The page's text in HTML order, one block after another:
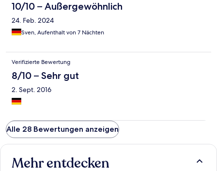
10/10 – Außergewöhnlich
24. Feb. 2024
Sven, Aufenthalt von 7 Nächten
Verifizierte Bewertung
8/10 – Sehr gut
2. Sept. 2016
Alle 28 Bewertungen anzeigen
Mehr entdecken